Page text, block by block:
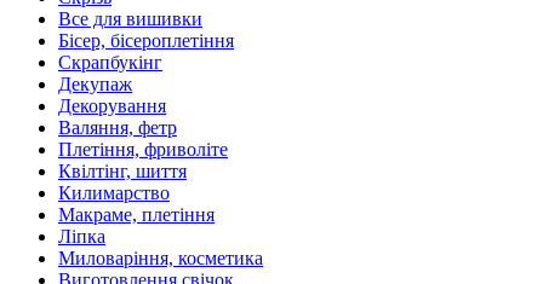
Все для вишивки
Бісер, бісероплетіння
Скрапбукінг
Декупаж
Декорування
Валяння, фетр
Плетіння, фриволіте
Квілтінг, шиття
Килимарство
Макраме, плетіння
Ліпка
Миловаріння, косметика
Виготовлення свічок